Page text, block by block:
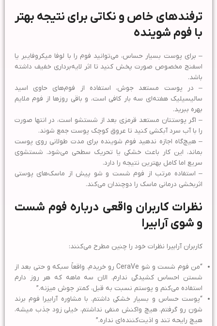
ترفندهای خاص و نکاتی برای نتیجه بهتر
با فوم شوینده
– برای پوست بسیار حساس، می‌توانید فوم را با لوفا میکروفایبر یا
اسفنج مخصوص صورت پخش کنید تا اثر لایه‌برداری خفیف داشته
باشد.
– در پوست مستعد جوش، استفاده از فوم‌های حاوی اسید
سالیسیلیک هفته‌ای سه بار کافی است، و باقی روزها از فوم ملایم
بهره ببرید.
– اگر پوستتان مستعد قرمزی بعد از شستشو است، در انتها صورت
را با آب سرد آبکشی کنید تا عروق کوچک پوست جمع شوند.
– هیچ‌گاه اجازه ندهید فوم شوینده برای مدت طولانی روی پوست
بماند، این کار باعث خشکی یا تحریک سطحی می‌شود. شستشوی
سریع اما کامل بهترین نتیجه را دارد.
– استفاده مرتب از فوم شست و شو پیش از ماسک‌های پوستی
اثربخشی درمانی ماسک را دوچندان می‌کند.
نظرات کاربران واقعی درباره فوم شست
و شوی آرابیرا
کاربران آرابیرا نظرات خود را چنین مطرح می‌کنند:
“من فوم شست و شو CeraVe رو خریدم. واقعاً سبکه و حتی بعد از
شستن احساس کشیدگی ندارم. الان سه ماهه که هر روز دارم
استفاده می‌کنم و پوستم نسبت به قبل، کمتر جوش میزنه.”
“پوست حساس و بسیار خشکی داشتم. با مشاوره آرابیرا فوم برند
شون رو گرفتم. هیچ واکنش منفی نداشتم، خیلی زود جذب میشه،
هیچ رایحه تند و اذیت‌کننده‌ای نداره.”